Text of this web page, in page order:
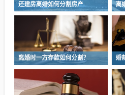
还建房离婚如何分割房产
离婚时一方存款如何分割？ 婚